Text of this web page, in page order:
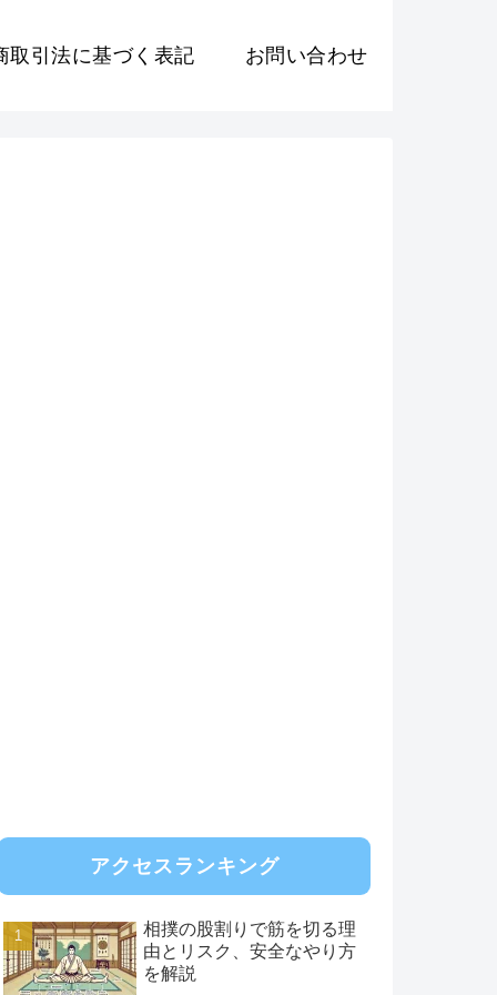
取引法に基づく表記 お問い合わせ
アクセスランキング
相撲の股割りで筋を切る理
由とリスク、安全なやり方
を解説